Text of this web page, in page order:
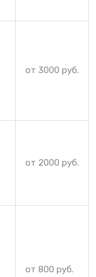
от 3000 руб.
от 2000 руб.
от 800 руб.